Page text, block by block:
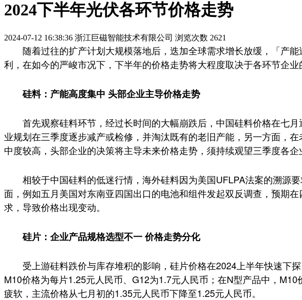
2024下半年光伏各环节价格走势
2024-07-12 16:38:36 浙江巨磁智能技术有限公司 浏览次数 2621
随着过往的扩产计划大规模落地后，迭加全球需求增长放缓，「产
利，在如今的严峻市况下，下半年的价格走势将大程度取决于各环节企业
硅料：产能高度集中 头部企业主导价格走势
首先观察硅料环节，经过长时间的大幅崩跌后，中国硅料价格在七
业规划在三季度逐步减产或检修，并淘汰既有的老旧产能，另一方面，
中度较高，头部企业的决策将主导未来价格走势，须持续观望三季度各
相较于中国硅料的低迷行情，海外硅料因为美国UFLPA法案的溯源
面，例如五月美国对东南亚四国出口的电池和组件发起双反调查，预期
求，导致价格出现变动。
硅片：企业产品规格选型不一 价格走势分化
受上游硅料跌价与库存堆积的影响，硅片价格在2024上半年快速下
M10价格为每片1.25元人民币、G12为1.7元人民币；在N型产品中，
疲软，主流价格从七月初的1.35元人民币下降至1.25元人民币。